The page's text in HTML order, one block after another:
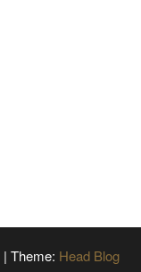
| Theme: Head Blog